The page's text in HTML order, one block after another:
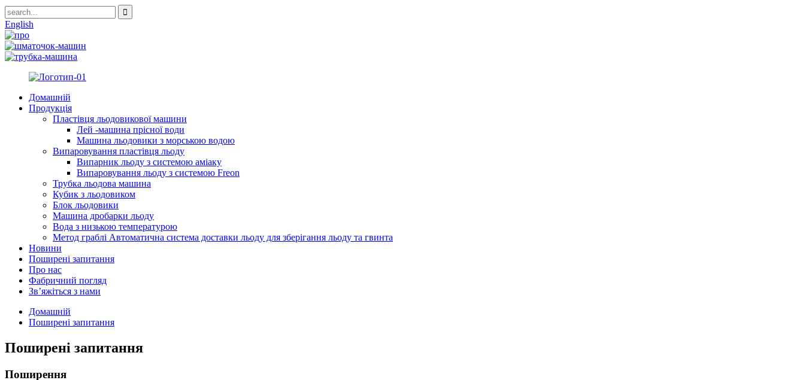
English
Домашній
Продукція
Пластівця льодовикової машини
Лей -машина прісної води
Машина льодовики з морською водою
Випаровування пластівця льоду
Випарник льоду з системою аміаку
Випаровування льоду з системою Freon
Трубка льодова машина
Кубик з льодовиком
Блок льодовики
Машина дробарки льоду
Вода з низькою температурою
Метод граблі Автоматична система доставки льоду для зберігання льоду та гвинта
Новини
Поширені запитання
Про нас
Фабричний погляд
Зв’яжіться з нами
Домашній
Поширені запитання
Поширені запитання
Поширення